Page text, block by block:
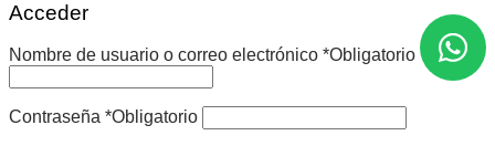
Acceder
Nombre de usuario o correo electrónico *Obligatorio
Contraseña *Obligatorio